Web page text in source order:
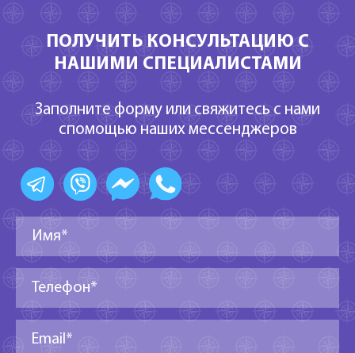
ПОЛУЧИТЬ КОНСУЛЬТАЦИЮ С
НАШИМИ СПЕЦИАЛИСТАМИ
Заполните форму или свяжитесь с нами
спомощью наших мессенджеров